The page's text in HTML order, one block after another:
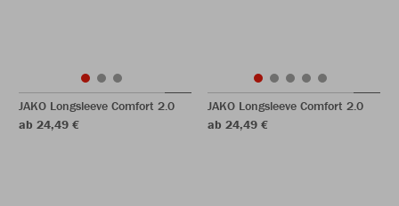
JAKO Longsleeve Comfort 2.0
ab 24,49 €
JAKO Longsleeve Comfort 2.0
ab 24,49 €